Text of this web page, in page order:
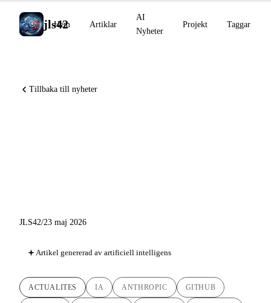
jls42
Hem Artiklar
AI
Nyheter
Projekt Taggar
Tillbaka till nyheter
JLS42/23 maj 2026
Artikel genererad av artificiell intelligens
ACTUALITES IA ANTHROPIC GITHUB